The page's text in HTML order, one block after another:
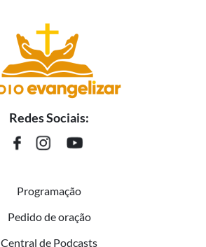
Redes Sociais:
Programação
Pedido de oração
Central de Podcasts